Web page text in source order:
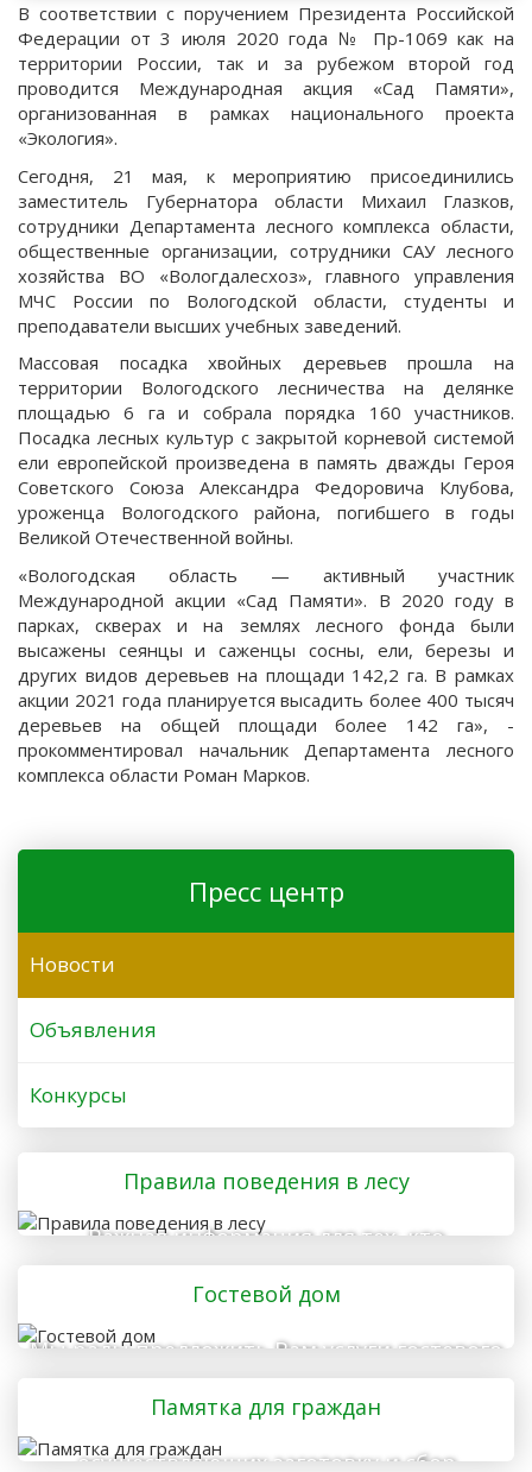
В соответствии с поручением Президента Российской
Федерации от 3 июля 2020 года № Пр-1069 как на
территории России, так и за рубежом второй год
проводится Международная акция «Сад Памяти»,
организованная в рамках национального проекта
«Экология».
Сегодня, 21 мая, к мероприятию присоединились
заместитель Губернатора области Михаил Глазков,
сотрудники Департамента лесного комплекса области,
общественные организации, сотрудники САУ лесного
хозяйства ВО «Вологдалесхоз», главного управления
МЧС России по Вологодской области, студенты и
преподаватели высших учебных заведений.
Массовая посадка хвойных деревьев прошла на
территории Вологодского лесничества на делянке
площадью 6 га и собрала порядка 160 участников.
Посадка лесных культур с закрытой корневой системой
ели европейской произведена в память дважды Героя
Советского Союза Александра Федоровича Клубова,
уроженца Вологодского района, погибшего в годы
Великой Отечественной войны.
«Вологодская область — активный участник
Международной акции «Сад Памяти». В 2020 году в
парках, скверах и на землях лесного фонда были
высажены сеянцы и саженцы сосны, ели, березы и
других видов деревьев на площади 142,2 га. В рамках
акции 2021 года планируется высадить более 400 тысяч
деревьев на общей площади более 142 га», -
прокомментировал начальник Департамента лесного
комплекса области Роман Марков.
Пресс центр
Новости
Объявления
Конкурсы
Правила поведения в лесу
Важная информация для тех, кто
отправляется в лес
Гостевой дом
Мы рады предложить Вам услуги гостевого
дома
Памятка для граждан
осуществляющих заготовку и сбор